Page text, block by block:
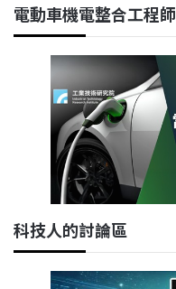
電動車機電整合工程師
科技人的討論區